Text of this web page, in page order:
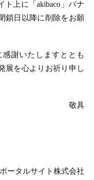
ト上に「akibaco」バナ
鎖日以降に削除をお願
謝いたしますととも
展を心よりお祈り申し
敬具
ータルサイト株式会社